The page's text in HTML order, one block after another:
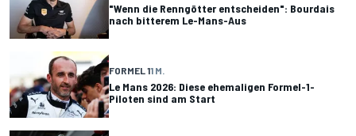
"Wenn die Renngötter entscheiden": Bourdais
nach bitterem Le-Mans-Aus
FORMEL 11 M.
Le Mans 2026: Diese ehemaligen Formel-1-
Piloten sind am Start